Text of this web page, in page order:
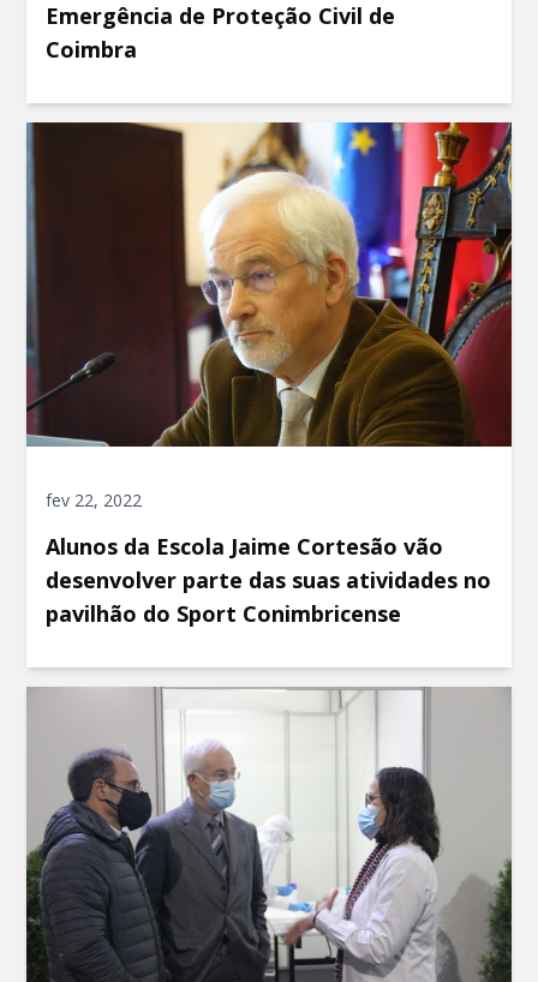
Emergência de Proteção Civil de
Coimbra
fev 22, 2022
Alunos da Escola Jaime Cortesão vão
desenvolver parte das suas atividades no
pavilhão do Sport Conimbricense